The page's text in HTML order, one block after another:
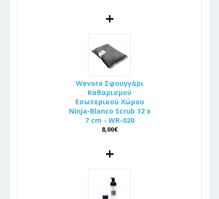
+
Wevora Σφουγγάρι
Καθαρισμού
Εσωτερικού Χώρου
Ninja-Blanco Scrub 12 x
7 cm - WR-020
8,00€
+